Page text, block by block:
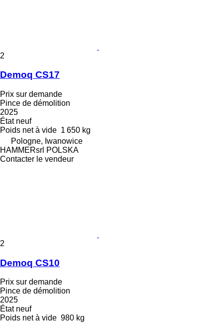
2
Demoq CS17
Prix sur demande
Pince de démolition
2025
Étatneuf
Poids net à vide 1 650 kg
Pologne, Iwanowice
HAMMERsrl POLSKA
Contacter le vendeur
2
Demoq CS10
Prix sur demande
Pince de démolition
2025
Étatneuf
Poids net à vide 980 kg